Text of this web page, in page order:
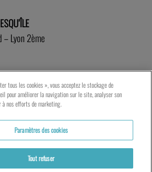
Lyon 2ème
tous les cookies », vous acceptez le stockage de
pour améliorer la navigation sur le site, analyser son
nos efforts de marketing.
Paramètres des cookies
Tout refuser